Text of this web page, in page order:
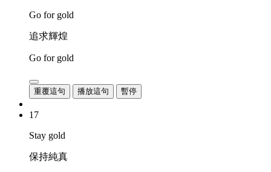
Go for gold
追求輝煌
Go for gold
重覆這句 播放這句 暫停
17
Stay gold
保持純真